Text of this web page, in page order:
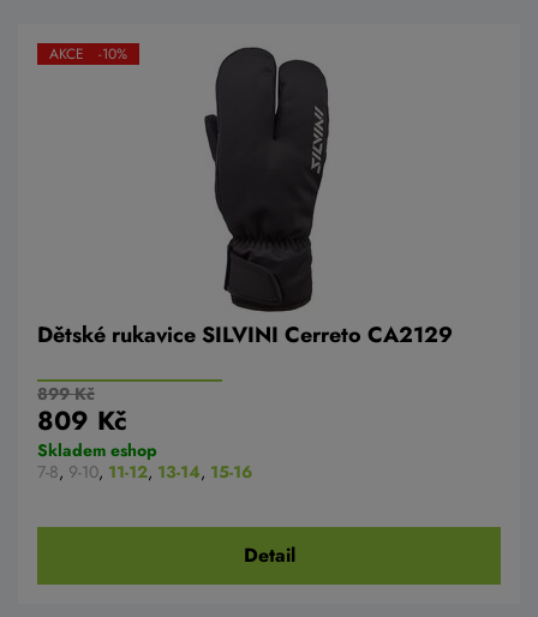
Dětské rukavice SILVINI Cerreto CA2129
AKCE -10%
899 Kč
809 Kč
Skladem eshop
7-8, 9-10, 11-12, 13-14, 15-16
Detail